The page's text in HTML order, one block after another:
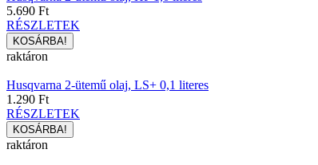
5.690 Ft
RÉSZLETEK
raktáron
Husqvarna 2-ütemű olaj, LS+ 0,1 literes
1.290 Ft
RÉSZLETEK
raktáron